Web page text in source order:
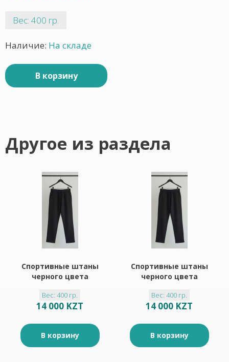
Вес: 400 гр.
Наличие: На складе
В корзину
Другое из раздела
Спортивные штаны
черного цвета
Вес: 400 гр.
14 000 KZT
В корзину
Спортивные штаны
черного цвета
Вес: 400 гр.
14 000 KZT
В корзину